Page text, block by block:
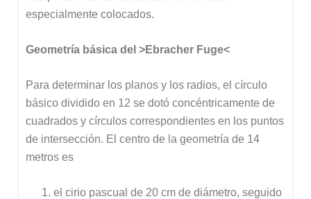
especialmente colocados.
Geometría básica del >Ebracher Fuge<
Para determinar los planos y los radios, el círculo
básico dividido en 12 se dotó concéntricamente de
cuadrados y círculos correspondientes en los puntos
de intersección. El centro de la geometría de 14
metros es
el cirio pascual de 20 cm de diámetro, seguido